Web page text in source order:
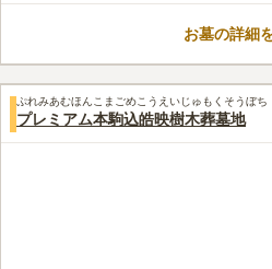
魔様として、人々から信仰さ
この霊園はまだ誰からも評価されていま
お墓の詳細
ぷれみあむほんこまごめこうえいじゅもくそうぼち
プレミアム本駒込皓映樹木葬墓地